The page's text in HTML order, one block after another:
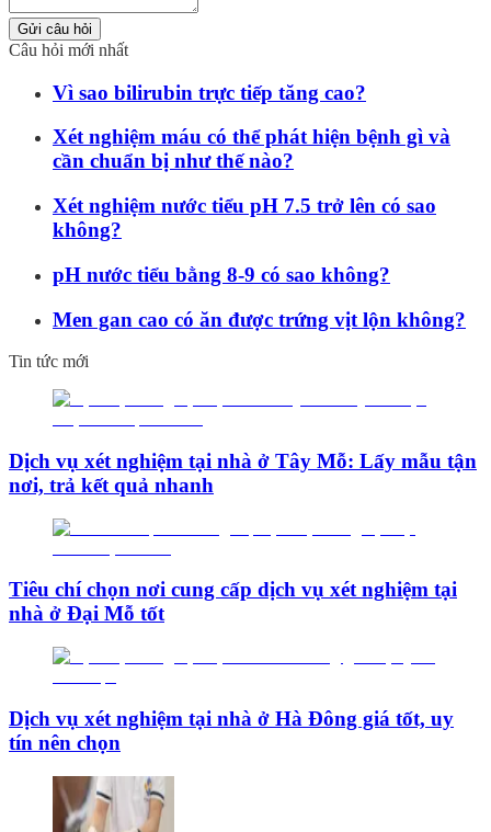
Gửi câu hỏi
Câu hỏi mới nhất
Vì sao bilirubin trực tiếp tăng cao?
Xét nghiệm máu có thể phát hiện bệnh gì và
cần chuẩn bị như thế nào?
Xét nghiệm nước tiểu pH 7.5 trở lên có sao
không?
pH nước tiểu bằng 8-9 có sao không?
Men gan cao có ăn được trứng vịt lộn không?
Tin tức mới
Dịch vụ xét nghiệm tại nhà ở Tây Mỗ: Lấy mẫu tận
nơi, trả kết quả nhanh
Tiêu chí chọn nơi cung cấp dịch vụ xét nghiệm tại
nhà ở Đại Mỗ tốt
Dịch vụ xét nghiệm tại nhà ở Hà Đông giá tốt, uy
tín nên chọn